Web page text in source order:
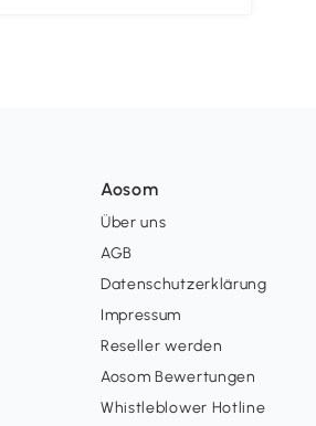
Aosom
Über uns
AGB
Datenschutzerklärung
Impressum
Reseller werden
Aosom Bewertungen
Whistleblower Hotline